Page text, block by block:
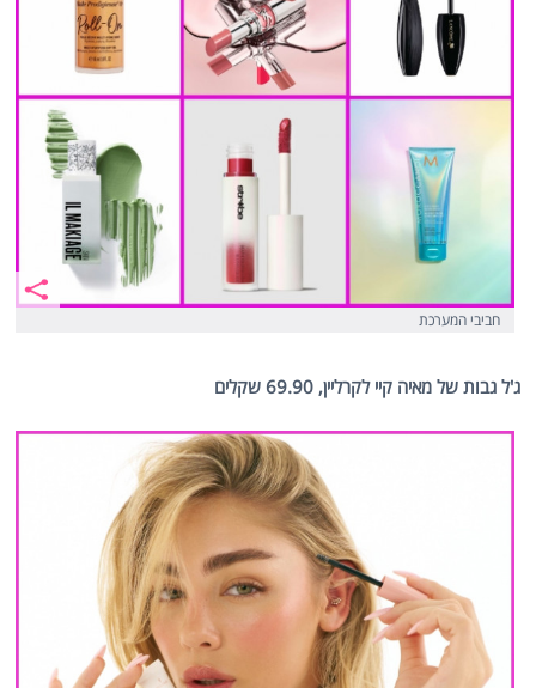
חביבי המערכת
ג'ל גבות של מאיה קיי לקרליין, 69.90 שקלים